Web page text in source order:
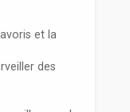
et la
des